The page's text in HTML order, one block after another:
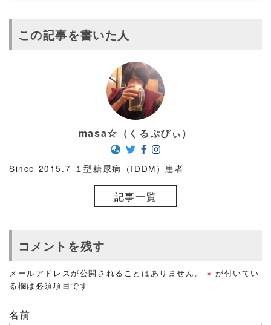
この記事を書いた人
masa☆（くるぷぴぃ）
Since 2015.7 １型糖尿病（IDDM）患者
記事一覧
コメントを残す
メールアドレスが公開されることはありません。 ※ が付いてい
る欄は必須項目です
名前